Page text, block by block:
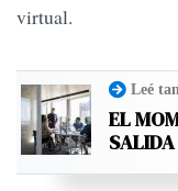
virtual.
Leé
EL